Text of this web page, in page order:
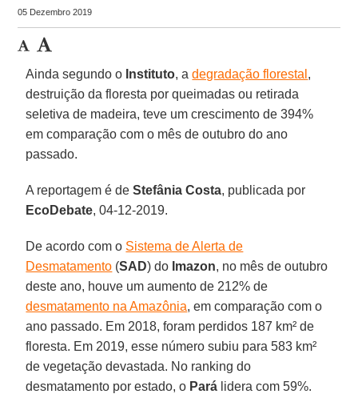
05 Dezembro 2019
Ainda segundo o Instituto, adegradação florestal ,
destruição da floresta por queimadas ou retirada
seletiva de madeira, teve um crescimento de 394%
em comparação com o mês de outubro do ano
passado.
A reportagem é deStefânia Costa, publicada por
EcoDebate, 04-12-2019.
De acordo com o Sistema de Alerta de
Desmatamento (SAD) do Imazon, no mês de outubro
deste ano, houve um aumento de 212% de
desmatamento na Amazônia, em comparação com o
ano passado. Em 2018, foram perdidos 187 km² de
floresta. Em 2019, esse número subiu para 583 km²
de vegetação devastada. No ranking do
desmatamento por estado, o Pará lidera com 59%.